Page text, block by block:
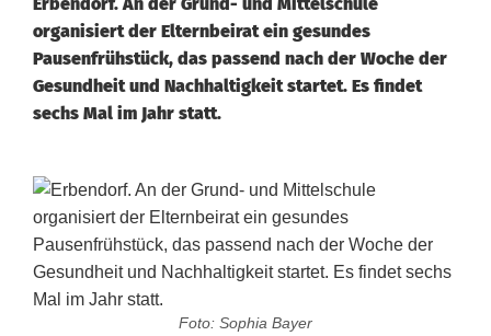
organisiert der Elternbeirat ein gesundes
Pausenfrühstück, das passend nach der Woche der
Gesundheit und Nachhaltigkeit startet. Es findet
sechs Mal im Jahr statt.
Foto: Sophia Bayer